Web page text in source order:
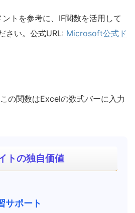
トを参考に、IF関数を活用して
さい。公式URL: Microsoft公式ド
この関数はExcelの数式バーに入力
トの独自価値
サポート